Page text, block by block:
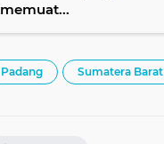
memuat...
Padang Sumatera Barat